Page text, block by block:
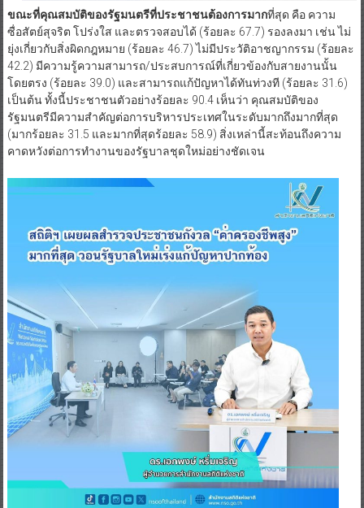
ขณะที่คุณสมบัติของรัฐมนตรีที่ประชาชนต้องการมากที่สุด คือ ความ
ซื่อสัตย์สุจริต โปร่งใส และตรวจสอบได้ (ร้อยละ 67.7) รองลงมา เช่น ไม่
ยุ่งเกี่ยวกับสิ่งผิดกฎหมาย (ร้อยละ 46.7) ไม่มีประวัติอาชญากรรม (ร้อยละ
42.2) มีความรู้ความสามารถ/ประสบการณ์ที่เกี่ยวข้องกับสายงานนั้น
โดยตรง (ร้อยละ 39.0) และสามารถแก้ปัญหาได้ทันท่วงที (ร้อยละ 31.6)
เป็นต้น ทั้งนี้ประชาชนตัวอย่างร้อยละ 90.4 เห็นว่า คุณสมบัติของ
รัฐมนตรีมีความสำคัญต่อการบริหารประเทศในระดับมากถึงมากที่สุด
(มากร้อยละ 31.5 และมากที่สุดร้อยละ 58.9) สิ่งเหล่านี้สะท้อนถึงความ
คาดหวังต่อการทำงานของรัฐบาลชุดใหม่อย่างชัดเจน